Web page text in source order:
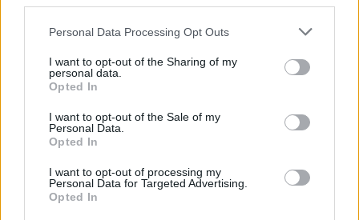
Please note that this website/app uses one or more Google
not limited to your visit or usage behaviour. You may click to
grant or deny consent to Google and its third-party tags to
use your data for below specified purposes in below Google
consent section.
Personal Data Processing Opt Outs
I want to opt-out of the Sharing of my
personal data.
Opted In
I want to opt-out of the Sale of my
Personal Data.
Opted In
I want to opt-out of processing my
Personal Data for Targeted Advertising.
Opted In
Salvador sta trattando un prestito da 1,3 miliardi di dollari con il
Fondo…